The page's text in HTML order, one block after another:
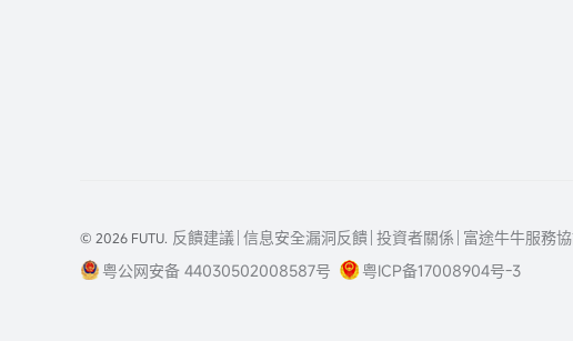
© 2026 FUTU. 反饋建議 信息安全漏洞反饋 投資者關係 富途牛牛服務
粤公网安备 44030502008587号
粤ICP备17008904号-3